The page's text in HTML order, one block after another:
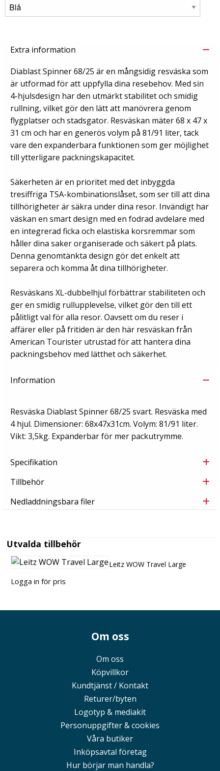
Extra information
Diablast Spinner 68/25 är en mångsidig resväska som
är utformad för att uppfylla dina resebehov. Med sin
4-hjulsdesign har den utmärkt stabilitet och smidig
rullning, vilket gör den lätt att manövrera genom
flygplatser och stadsgator. Resväskan mäter 68 x 47 x
31 cm och har en generös volym på 81/91 liter, tack
vare den expanderbara funktionen som ger möjlighet
till ytterligare packningskapacitet.
Säkerheten är en prioritet med det inbyggda
tresiffriga TSA-kombinationslåset, som ser till att dina
tillhörigheter är säkra under dina resor. Invändigt har
väskan en smart design med en fodrad avdelare med
en integrerad ficka och elastiska korsremmar som
håller dina saker organiserade och säkert på plats.
Denna genomtänkta design gör det enkelt att
separera och komma åt dina tillhörigheter.
Resväskans XL-dubbelhjul förbättrar stabiliteten och
ger en smidig rullupplevelse, vilket gör den till ett
pålitligt val för alla resor. Oavsett om du reser i
affärer eller på fritiden är den här resväskan från
American Tourister utrustad för att hantera dina
packningsbehov med lätthet och säkerhet.
Information
Resväska Diablast Spinner 68/25 svart. Resväska med
4 hjul. Dimensioner: 68x47x31cm. Volym: 81/91 liter.
Vikt: 3,5kg. Expanderbar för mer packutrymme.
Specifikation
Tillbehör
Nedladdningsbara filer
Utvalda tillbehör
Leitz WOW Travel Large
Logga in för pris
Om oss
Om oss
Köpvillkor
Kundtjänst / Kontakt
Returer/byten
Logotyp & mediakit
Personuppgifter & cookies
Våra butiker
Inköpsavtal företag
Hur börjar man handla?